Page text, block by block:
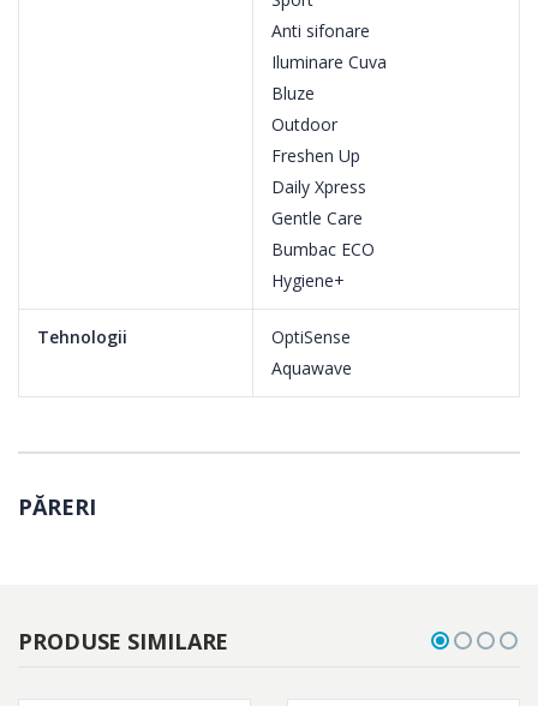
Anti sifonare
Iluminare Cuva
Bluze
Outdoor
Freshen Up
Daily Xpress
Gentle Care
Bumbac ECO
Hygiene+
Tehnologii
OptiSense
Aquawave
PĂRERI
PRODUSE SIMILARE